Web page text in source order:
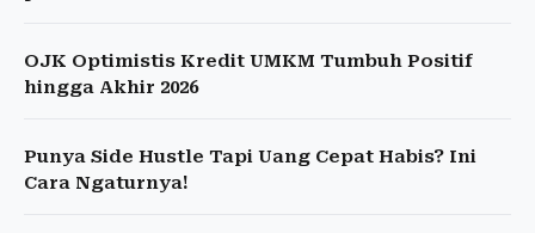
OJK Optimistis Kredit UMKM Tumbuh Positif
hingga Akhir 2026
Punya Side Hustle Tapi Uang Cepat Habis? Ini
Cara Ngaturnya!